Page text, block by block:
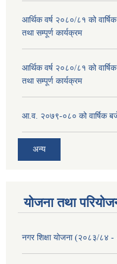
आर्थिक वर्ष २०८०/८१ को
तथा सम्पूर्ण कार्यक्रम
आर्थिक वर्ष २०८०/८१ को
तथा सम्पूर्ण कार्यक्रम
आ.व. २०७९-०८० को वार्षिक
अन्य
योजना तथा
नगर शिक्षा योजना (२०८३/८४